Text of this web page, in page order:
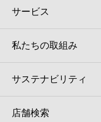
サービス
私たちの取組み
サステナビリティ
店舗検索